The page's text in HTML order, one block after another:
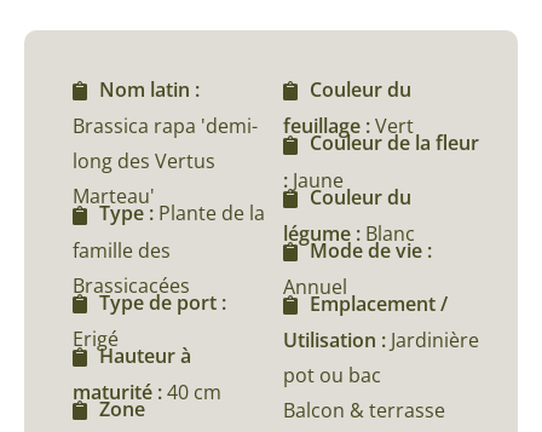
Nom latin :
Brassica rapa 'demi-
long des Vertus
Marteau'
Type : Plante de la
famille des
Brassicacées
Type de port :
Erigé
Hauteur à
maturité :40 cm
Zone
Couleur du
feuillage :Vert
Couleur de la fleur
: Jaune
Couleur du
légume : Blanc
Mode de vie :
Annuel
Emplacement /
Utilisation : Jardinière
pot ou bac
Balcon & terrasse